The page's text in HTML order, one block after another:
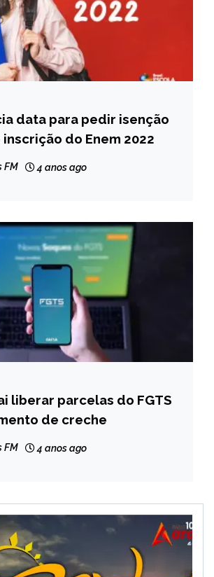
data para pedir isenção
do Enem 2022
FM 4 anos ago
liberar parcelas do FGTS
de creche
FM 4 anos ago